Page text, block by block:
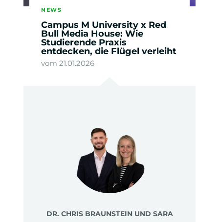
NEWS
Campus M University x Red
Bull Media House: Wie
Studierende Praxis
entdecken, die Flügel verleiht
vom 21.01.2026
DR. CHRIS BRAUNSTEIN UND SARA